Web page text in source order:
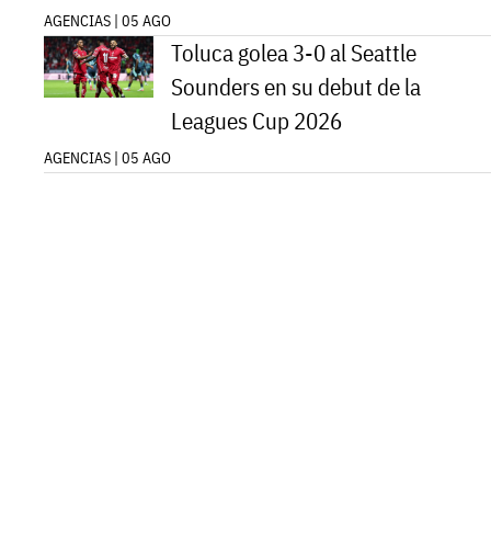
AGENCIAS | 05 AGO
Toluca golea 3-0 al Seattle
Sounders en su debut de la
Leagues Cup 2026
AGENCIAS | 05 AGO